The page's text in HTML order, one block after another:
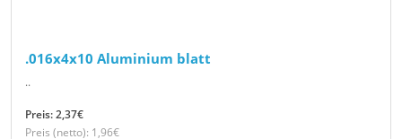
.016x4x10 Aluminium blatt
..
Preis: 2,37€
Preis (netto): 1,96€